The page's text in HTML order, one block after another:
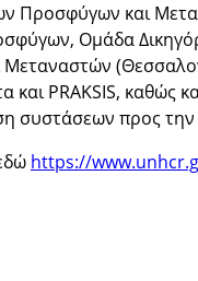
Προσφύγων και
Ομάδα
και PRAKSIS,
συστάσεων προς
https://